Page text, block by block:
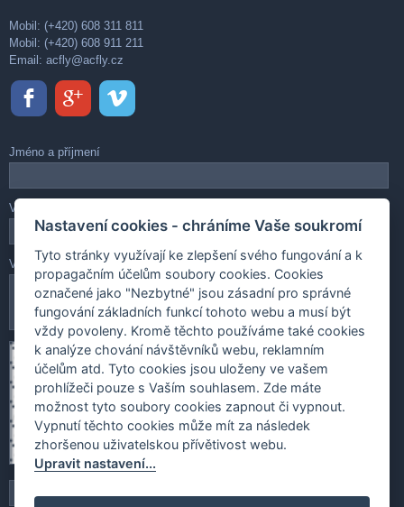
Mobil: (+420) 608 311 811
Mobil: (+420) 608 911 211
Email: acfly@acfly.cz
Jméno a příjmení
Váš e-mail
Vaše zpráva
Nastavení cookies - chráníme Vaše soukromí
Tyto stránky využívají ke zlepšení svého fungování a k
propagačním účelům soubory cookies. Cookies
označené jako "Nezbytné" jsou zásadní pro správné
fungování základních funkcí tohoto webu a musí být
vždy povoleny. Kromě těchto používáme také cookies
k analýze chování návštěvníků webu, reklamním
účelům atd. Tyto cookies jsou uloženy ve vašem
prohlížeči pouze s Vaším souhlasem. Zde máte
možnost tyto soubory cookies zapnout či vypnout.
Vypnutí těchto cookies může mít za následek
zhoršenou uživatelskou přívětivost webu.
Upravit nastavení...